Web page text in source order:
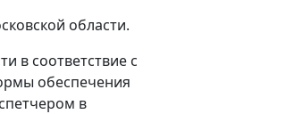
области.
в соответствие с
обеспечения
в